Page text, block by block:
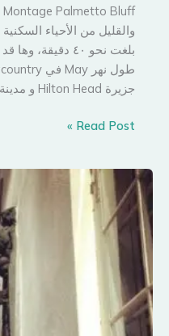
والقليل من الأحياء
بلغت نحو ٤٠
جزيرة Hilton Head و مدينة سافانا، وبعد التعرف
منتجع
Bluff
جوهرة
في
جنوب
كارولينا
Read Post »